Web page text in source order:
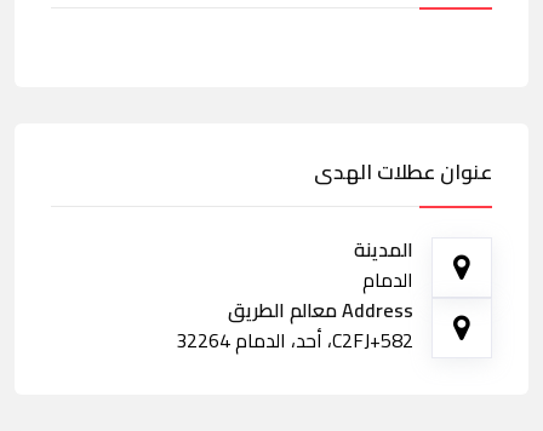
عنوان عطلات الهدى
المدينة
الدمام
Address معالم الطريق
C2FJ+582، أحد، الدمام 32264